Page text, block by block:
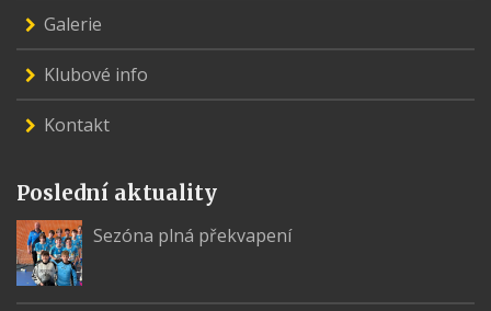
Galerie
Klubové info
Kontakt
Poslední aktuality
Sezóna plná překvapení